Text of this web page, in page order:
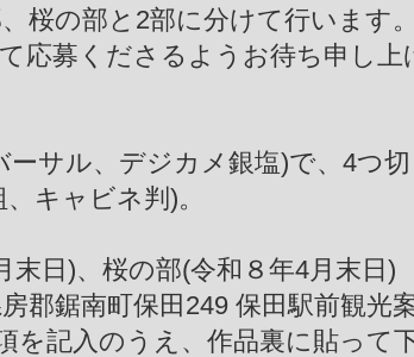
桜の部と2部に分けて行います
応募くださるようお待ち申し上
サル、デジカメ銀塩)で、4つ
キャビネ判)。
日)、桜の部(令和８年4月末日)
郡鋸南町保田249 保田駅前観光
記入のうえ、作品裏に貼って